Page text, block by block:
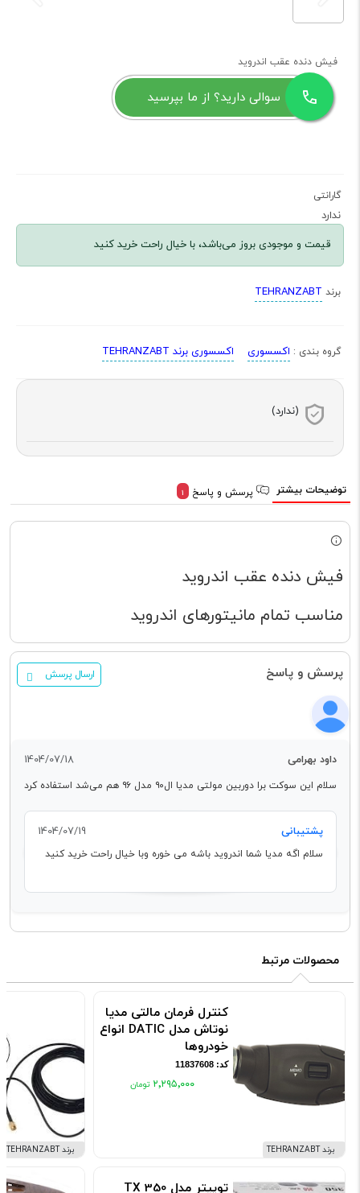
فیش دنده عقب اندروید
سوالی دارید؟ از ما بپرسید
گارانتی
ندارد
قیمت و موجودی بروز می‌باشد، با خیال راحت خرید کنید
برند TEHRANZABT
گروه بندی : اکسسوری اکسسوری برند TEHRANZABT
(ندارد)
توضیحات بیشتر پرسش و پاسخ 1
فیش دنده عقب اندروید
مناسب تمام مانیتورهای اندروید
پرسش و پاسخ ارسال پرسش
داود بهرامی 1404/07/18
سلام این سوکت برا دوربین مولتی مدیا ال۹۰ مدل ۹۶ هم می‌شد استفاده کرد
پشتیبانی 1404/07/19
سلام اگه مدیا شما اندروید باشه می خوره وبا خیال راحت خرید کنید
محصولات مرتبط
برند TEHRANZABT
کنترل فرمان مالتی مدیا
نوتاش مدل DATIC انواع
خودروها
کد: 11837608
۲٬۲۹۵٬۰۰۰
توییتر مدل TX 350
برند TEHRANZABT